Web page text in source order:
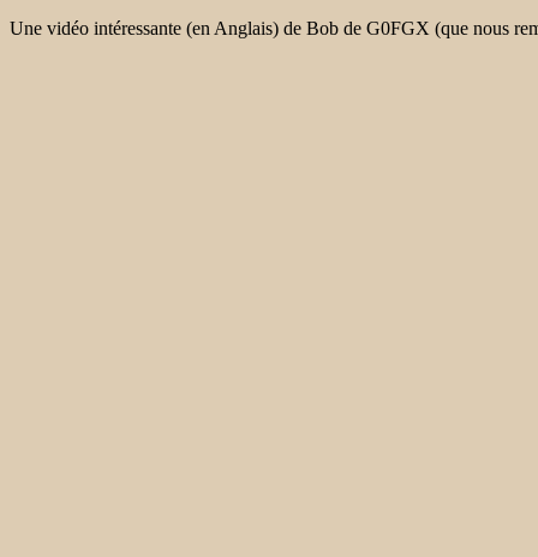
Une vidéo intéressante (en Anglais) de Bob de G0FGX (que nous